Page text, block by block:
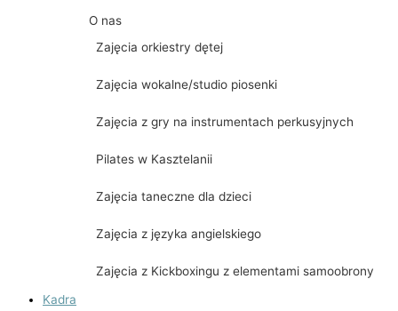
O nas
Zajęcia orkiestry dętej
Zajęcia wokalne/studio piosenki
Zajęcia z gry na instrumentach perkusyjnych
Pilates w Kasztelanii
Zajęcia taneczne dla dzieci
Zajęcia z języka angielskiego
Zajęcia z Kickboxingu z elementami samoobrony
Kadra